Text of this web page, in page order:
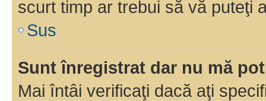
scurt timp ar trebui să vă puteţi
Sus
Sunt înregistrat dar nu mă
Mai întâi verificaţi dacă aţi